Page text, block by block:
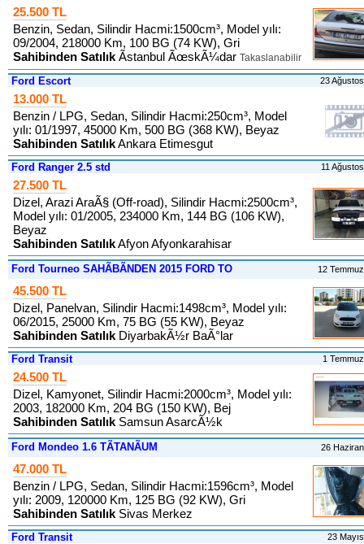
25.500 TL
Benzin, Sedan, Silindir Hacmi:1500cm³, Model yılı:
09/2004, 218000 Km, 100 BG (74 KW), Gri
Sahibinden Satılık Ãstanbul ÃœskÃ¼dar Takaslanabilir
Ford Escort 23
13.000 TL
Benzin / LPG, Sedan, Silindir Hacmi:250cm³, Model
yılı: 01/1997, 45000 Km, 500 BG (368 KW), Beyaz
Sahibinden SatılıkAnkara Etimesgut
Ford Ranger 2.5 std 11
27.500 TL
Dizel, Arazi AraÃ§ (Off-road), Silindir Hacmi:2500cm³,
Model yılı: 01/2005, 234000 Km, 144 BG (106 KW),
Beyaz
Sahibinden SatılıkAfyon Afyonkarahisar
Ford Tourneo SAHÃBÃNDEN 2015 FORD TO 12
45.500 TL
Dizel, Panelvan, Silindir Hacmi:1498cm³, Model yılı:
06/2015, 25000 Km, 75 BG (55 KW), Beyaz
Sahibinden Satılık DiyarbakÃ½r BaÃ°lar
Ford Transit 1
24.500 TL
Dizel, Kamyonet, Silindir Hacmi:2000cm³, Model yılı:
2003, 182000 Km, 204 BG (150 KW), Bej
Sahibinden Satılık Samsun AsarcÃ½k
Ford Mondeo 1.6 TÃTANÃUM 26
47.000 TL
Benzin / LPG, Sedan, Silindir Hacmi:1596cm³, Model
yılı: 2009, 120000 Km, 125 BG (92 KW), Gri
Sahibinden Satılık Sivas Merkez
Ford Transit 23